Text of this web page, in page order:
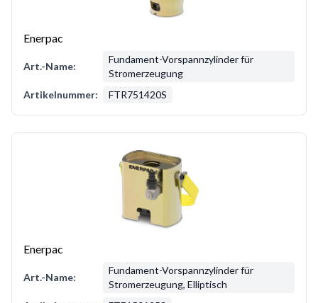
Enerpac
Art.-Name:
Fundament-Vorspannzylinder für
Stromerzeugung
Artikelnummer:
FTR751420S
Enerpac
Art.-Name:
Fundament-Vorspannzylinder für
Stromerzeugung, Elliptisch